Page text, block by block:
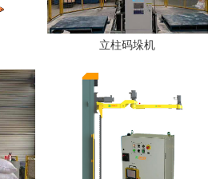
立柱码垛机